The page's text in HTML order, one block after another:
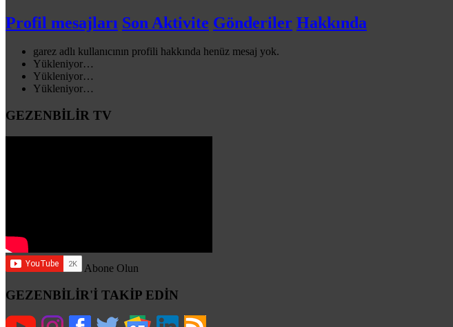
Profil mesajları Son Aktivite Gönderiler Hakkında
garez adlı kullanıcının profili hakkında henüz mesaj yok.
Yükleniyor…
Yükleniyor…
Yükleniyor…
GEZENBİLİR TV
Abone Olun
GEZENBİLİR'İ TAKİP EDİN